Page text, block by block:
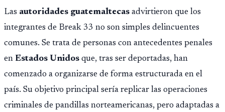
opere en Guatemala a partir de julio, tras un intento
fallido con la administración anterior del Ministerio
Las autoridades guatemaltecas advirtieron que los
integrantes de Break 33 no son simples delincuentes
comunes. Se trata de personas con antecedentes penales
en Estados Unidos que, tras ser deportadas, han
comenzado a organizarse de forma estructurada en el
país. Su objetivo principal sería replicar las operaciones
criminales de pandillas norteamericanas, pero adaptadas a